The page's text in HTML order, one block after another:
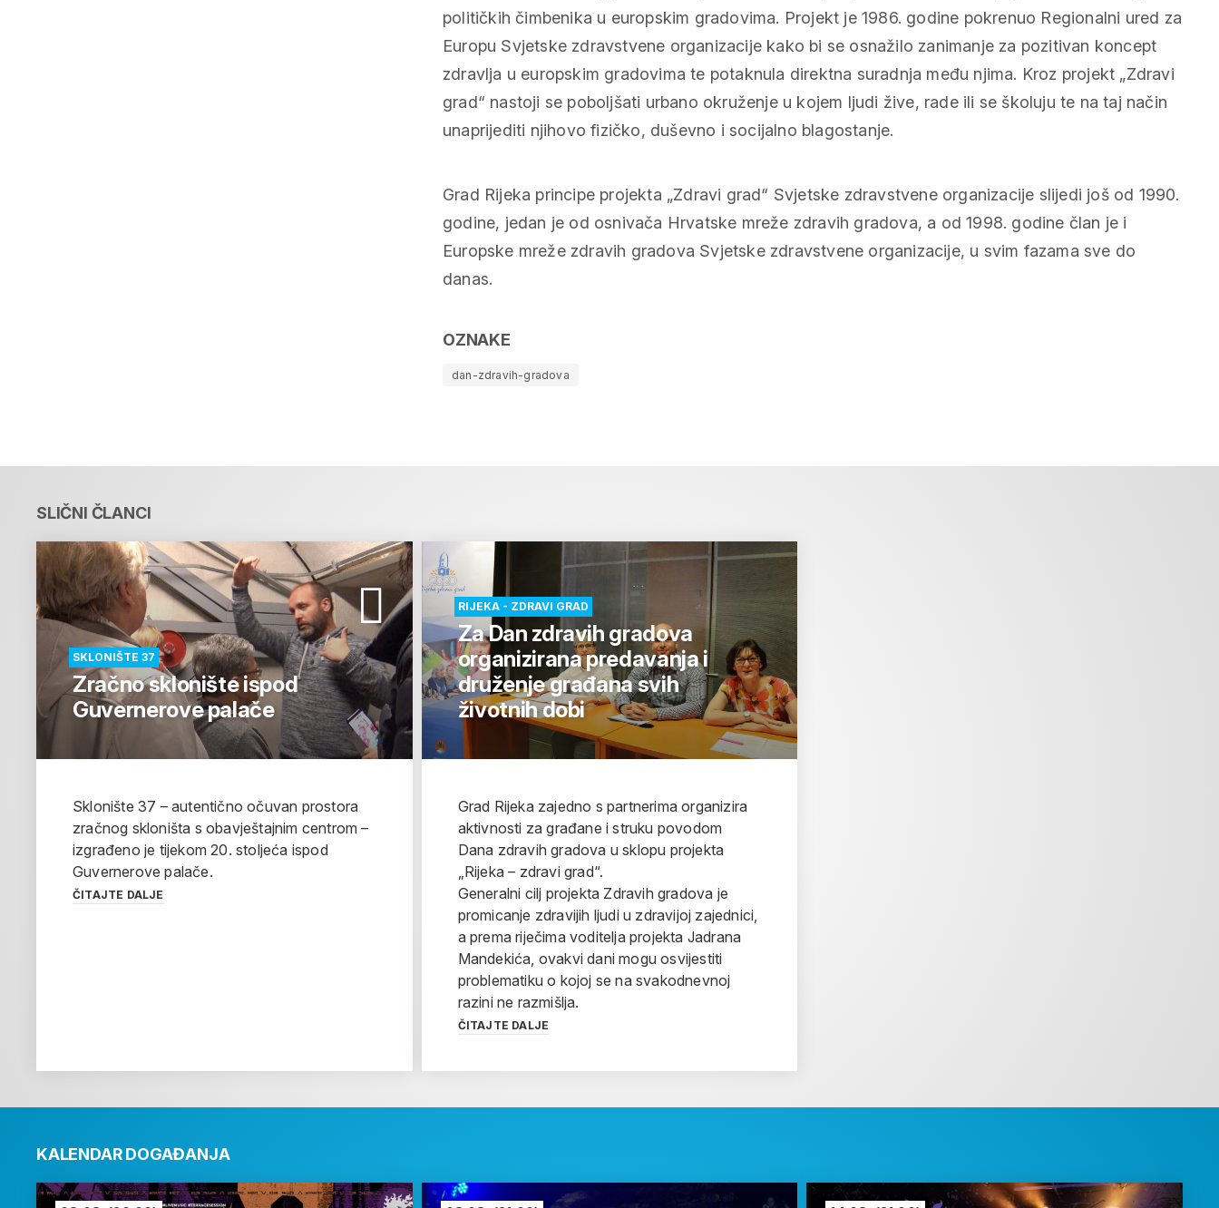
političkih čimbenika u europskim gradovima. Projekt je 1986. godine pokrenuo Regionalni ured za
Europu Svjetske zdravstvene organizacije kako bi se osnažilo zanimanje za pozitivan koncept
zdravlja u europskim gradovima te potaknula direktna suradnja među njima. Kroz projekt „Zdravi
grad“ nastoji se poboljšati urbano okruženje u kojem ljudi žive, rade ili se školuju te na taj način
unaprijediti njihovo fizičko, duševno i socijalno blagostanje.
Grad Rijeka principe projekta „Zdravi grad“ Svjetske zdravstvene organizacije slijedi još od 1990.
godine, jedan je od osnivača Hrvatske mreže zdravih gradova, a od 1998. godine član je i
Europske mreže zdravih gradova Svjetske zdravstvene organizacije, u svim fazama sve do
danas.
OZNAKE
dan-zdravih-gradova
SLIČNI ČLANCI
SKLONIŠTE 37
Zračno sklonište ispod
Guvernerove palače
Sklonište 37 – autentično očuvan prostora
zračnog skloništa s obavještajnim centrom –
izgrađeno je tijekom 20. stoljeća ispod
Guvernerove palače.
ČITAJTE DALJE
RIJEKA - ZDRAVI GRAD
Za Dan zdravih gradova
organizirana predavanja i
druženje građana svih
životnih dobi
Grad Rijeka zajedno s partnerima organizira
aktivnosti za građane i struku povodom
Dana zdravih gradova u sklopu projekta
„Rijeka – zdravi grad“.
Generalni cilj projekta Zdravih gradova je
promicanje zdravijih ljudi u zdravijoj zajednici,
a prema riječima voditelja projekta Jadrana
Mandekića, ovakvi dani mogu osvijestiti
problematiku o kojoj se na svakodnevnoj
razini ne razmišlja.
ČITAJTE DALJE
KALENDAR DOGAĐANJA